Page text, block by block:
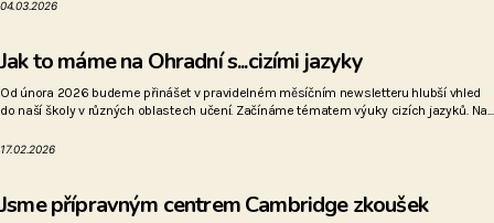
04.03.2026
Jak to máme na Ohradní s...cizími jazyky
Od února 2026 budeme přinášet v pravidelném měsíčním newsletteru hlubší vhled
do naší školy v různých oblastech učení. Začínáme tématem výuky cizích jazyků. Na...
17.02.2026
Jsme přípravným centrem Cambridge zkoušek